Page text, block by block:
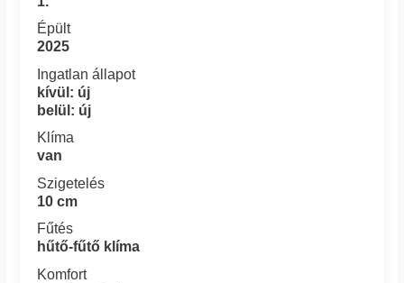
Épült
2025
Ingatlan állapot
kívül: új
belül: új
Klíma
van
Szigetelés
10 cm
Fűtés
hűtő-fűtő klíma
Komfort